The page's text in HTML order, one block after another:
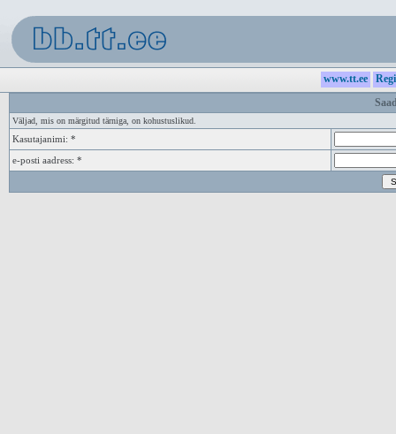
www.tt.ee
Väljad, mis on märgitud tärniga, on kohustuslikud.
Kasutajanimi: *
e-posti aadress: *